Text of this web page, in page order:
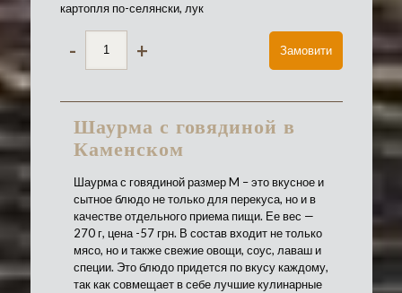
картопля по-селянски, лук
- + Замовити
Шаурма с говядиной в
Каменском
Шаурма с говядиной размер M – это вкусное и
сытное блюдо не только для перекуса, но и в
качестве отдельного приема пищи. Ее вес —
270 г, цена -57 грн. В состав входит не только
мясо, но и также свежие овощи, соус, лаваш и
специи. Это блюдо придется по вкусу каждому,
так как совмещает в себе лучшие кулинарные